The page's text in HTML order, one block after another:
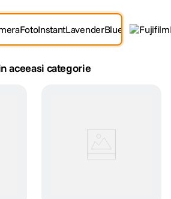
aceeasi categorie